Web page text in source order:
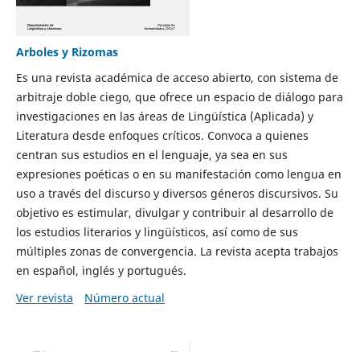
Arboles y Rizomas
Es una revista académica de acceso abierto, con sistema de
arbitraje doble ciego, que ofrece un espacio de diálogo para
investigaciones en las áreas de Lingüística (Aplicada) y
Literatura desde enfoques críticos. Convoca a quienes
centran sus estudios en el lenguaje, ya sea en sus
expresiones poéticas o en su manifestación como lengua en
uso a través del discurso y diversos géneros discursivos. Su
objetivo es estimular, divulgar y contribuir al desarrollo de
los estudios literarios y lingüísticos, así como de sus
múltiples zonas de convergencia. La revista acepta trabajos
en español, inglés y portugués.
Ver revista
Número actual